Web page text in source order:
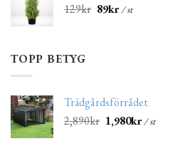
129kr 89kr/ st
TOPP BETYG
Trädgårdsförrådet
2,890kr 1,980kr/ st